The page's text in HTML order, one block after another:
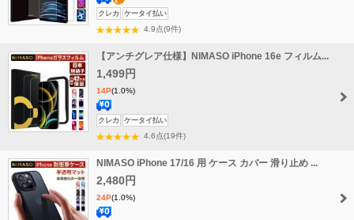
送
料
料
ポ
イ
ト
増
量
クレカ ケータイ払い
4.9点(9件)
【アンチグレア仕様】NIMASO iPhone 16e フィルム...
1,499円
14P(1.0%)
送
料
料
クレカ ケータイ払い
4.6点(19件)
NIMASO iPhone 17/16 用 ケース カバー 滑り止め ...
2,480円
24P(1.0%)